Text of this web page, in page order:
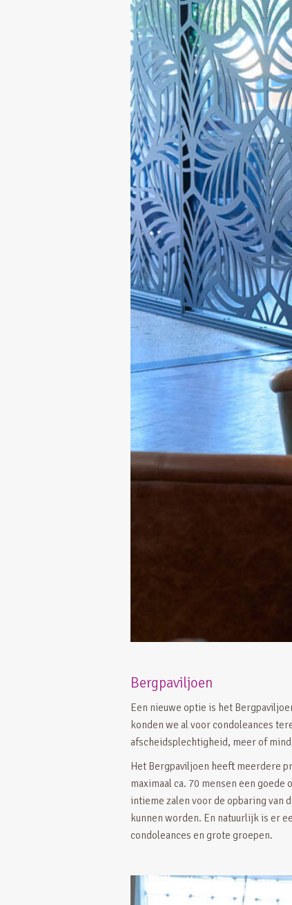
Bergpaviljoen
Een nieuwe optie is het
konden we al voor condoleances
afscheidsplechtigheid, meer of
Het Bergpaviljoen heeft meerdere
maximaal ca. 70 mensen een
intieme zalen voor de opbaring van
kunnen worden. En natuurlijk is er
condoleances en grote groepen.